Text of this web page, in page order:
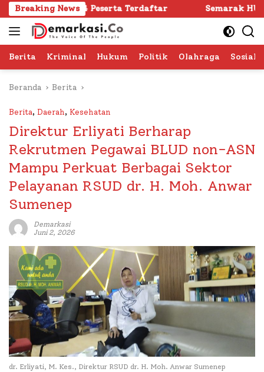
Langsung
ke
konten
Breaking News
Peserta Terdaftar Semarak HUT RI ke -81 di
Berita Kriminal Hukum Politik Olahraga Sosial
Beranda Berita
Berita, Daerah, Kesehatan
Direktur Erliyati Berharap
Rekrutmen Pegawai BLUD non-ASN
Mampu Perkuat Berbagai Sektor
Pelayanan RSUD dr. H. Moh. Anwar
Sumenep
Demarkasi
Juni 2, 2026
dr. Erliyati, M. Kes., Direktur RSUD dr. H. Moh. Anwar Sumenep